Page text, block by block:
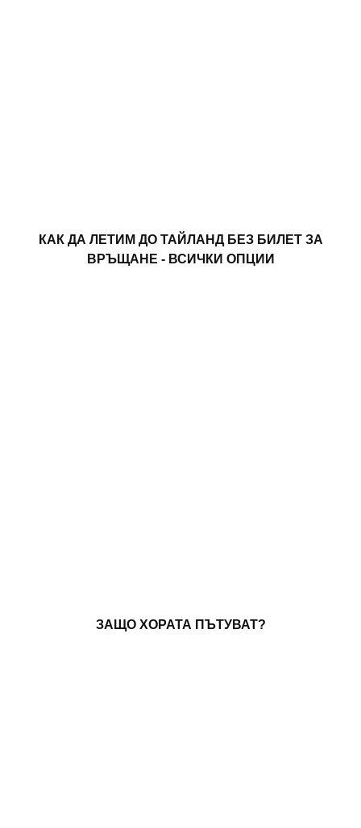
КАК ДА ЛЕТИМ ДО ТАЙЛАНД БЕЗ БИЛЕТ ЗА
ВРЪЩАНЕ - ВСИЧКИ ОПЦИИ
ЗАЩО ХОРАТА ПЪТУВАТ?